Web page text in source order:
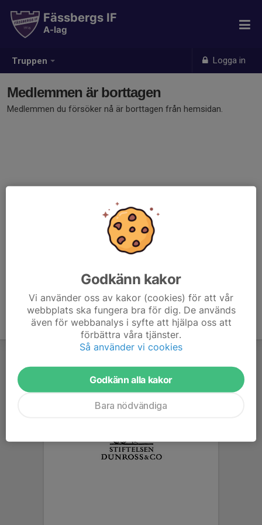
Truppen Logga in
Fässbergs IF
A-lag
Medlemmen är borttagen
Medlemmen du försöker nå är borttagen från hemsidan.
Godkänn kakor
Vi använder oss av kakor (cookies) för att vår
webbplats ska fungera bra för dig. De används
även för webbanalys i syfte att hjälpa oss att
förbättra våra tjänster.
Så använder vi cookies
Godkänn alla kakor
Bara nödvändiga